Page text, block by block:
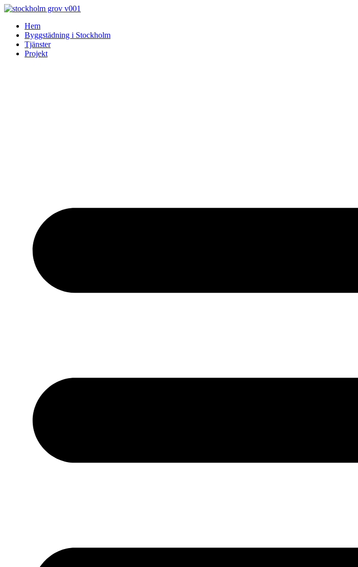
Skip
contentHem
Byggstädning i Stockholm
Tjänster
Projekt